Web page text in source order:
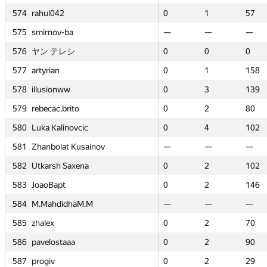
574 rahul042 0 1
57
575 smirnov-ba — —
—
576 ヤン テレシ 0 0
0
577 artyrian 0 1
158
578 illusionww 0 3
139
579 rebecac.brito 0 2
80
580 Luka Kalinovcic 0 4
102
581
Zhanbolat Kusainov — —
—
582
Utkarsh Saxena 0 2
102
583 JoaoBapt 0 2
146
584 M.MahdidhaM.M — —
—
585 zhalex 0 2
70
586 pavelostaaa 0 2
90
587
progiv 0 2
29
0
—
0
0
—
0
—
0
—
0
—
—
—
0
—
0
—
—
—
0
26
0
28
0
56
574 rahul042 0 1
57
575 smirnov-ba — —
—
576 ヤン テレシ 0 0
0
577 artyrian 0 1
158
578 illusionww 0 3
139
579 rebecac.brito 0 2
80
580 Luka Kalinovcic 0 4
102
581
Zhanbolat Kusainov — —
—
582
Utkarsh Saxena 0 2
102
583 JoaoBapt 0 2
146
584 M.MahdidhaM.M — —
—
585 zhalex 0 2
70
586 pavelostaaa 0 2
90
587
progiv 0 2
29
574 rahul042 0 1
57
575 smirnov-ba — —
—
576 ヤン テレシ 0 0
0
577 artyrian 0 1
158
578 illusionww 0 3
139
579 rebecac.brito 0 2
80
580 Luka Kalinovcic 0 4
102
581
Zhanbolat Kusainov — —
—
582
Utkarsh Saxena 0 2
102
583 JoaoBapt 0 2
146
584 M.MahdidhaM.M — —
—
585 zhalex 0 2
70
586 pavelostaaa 0 2
90
587
progiv 0 2
29
0
—
0
0
—
0
—
0
—
0
—
—
—
0
—
0
—
—
—
0
26
0
28
0
56
574 rahul042 0 1
57
575 smirnov-ba — —
—
576 ヤン テレシ 0 0
0
577 artyrian 0 1
158
578 illusionww 0 3
139
579 rebecac.brito 0 2
80
580 Luka Kalinovcic 0 4
102
581
Zhanbolat Kusainov — —
—
582
Utkarsh Saxena 0 2
102
583 JoaoBapt 0 2
146
584 M.MahdidhaM.M — —
—
585 zhalex 0 2
70
586 pavelostaaa 0 2
90
587
progiv 0 2
29